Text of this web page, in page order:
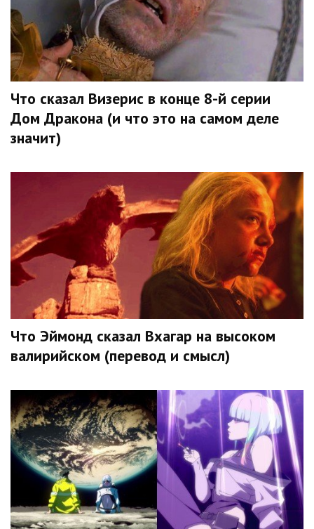
Что сказал Визерис в конце 8-й серии
Дом Дракона (и что это на самом деле
значит)
Что Эймонд сказал Вхагар на высоком
валирийском (перевод и смысл)